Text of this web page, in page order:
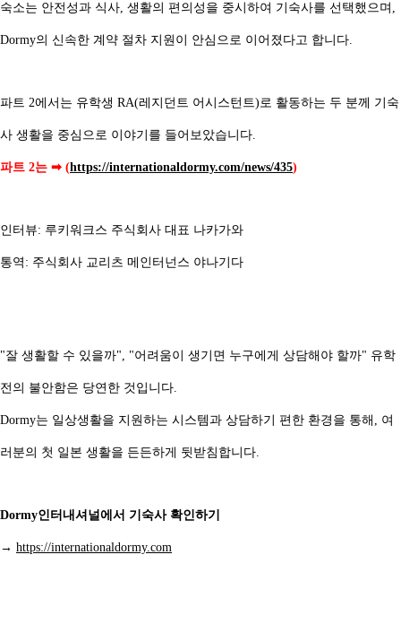
숙소는 안전성과 식사, 생활의 편의성을 중시하여 기숙사를 선택했으며,
Dormy의 신속한 계약 절차 지원이 안심으로 이어졌다고 합니다.
파트 2에서는 유학생 RA(레지던트 어시스턴트)로 활동하는 두 분께 기숙
사 생활을 중심으로 이야기를 들어보았습니다.
파트 2는 ➡ (https://internationaldormy.com/news/435)
인터뷰: 루키워크스 주식회사 대표 나카가와
통역: 주식회사 교리츠 메인터넌스 야나기다
"잘 생활할 수 있을까", "어려움이 생기면 누구에게 상담해야 할까" 유학
전의 불안함은 당연한 것입니다.
Dormy는 일상생활을 지원하는 시스템과 상담하기 편한 환경을 통해, 여
러분의 첫 일본 생활을 든든하게 뒷받침합니다.
Dormy인터내셔널에서 기숙사 확인하기
→ https://internationaldormy.com